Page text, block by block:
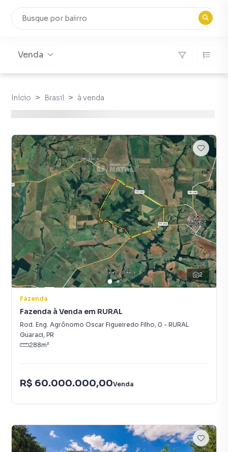
Venda
Início Brasil à venda
2
Fazenda
Fazenda à Venda em RURAL
Rod. Eng. Agrônomo Oscar Figueiredo Filho, 0 - RURAL
Guaraci, PR
288m²
R$ 60.000.000,00Venda